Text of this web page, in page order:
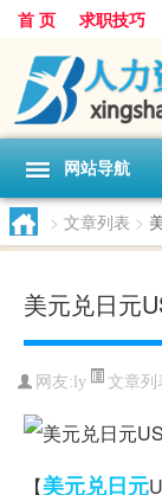
首 页 求职技巧
网站导航
> 文章列表 >
美元兑日元
网友:ly 文章列
【美元兑日元